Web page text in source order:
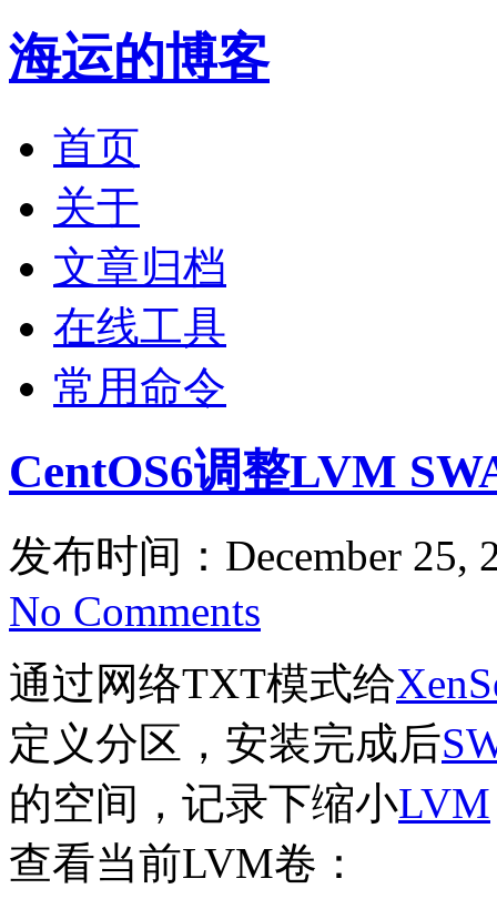
海运的博客
首页
关于
文章归档
在线工具
常用命令
CentOS6调整LVM
发布时间：December 25,
No Comments
通过网络TXT模式给
定义分区，安装完成后
的空间，记录下缩小LVM
查看当前LVM卷：